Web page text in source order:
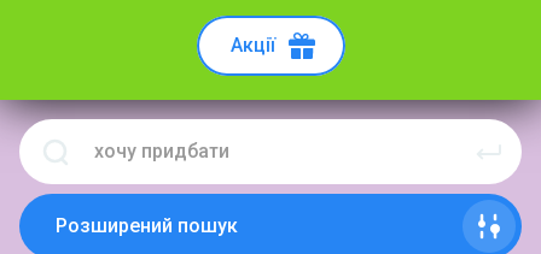
Акції
Розширений пошук